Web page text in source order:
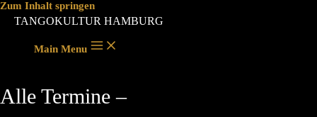
Zum Inhalt springen
TANGOKULTUR HAMBURG
Main Menu
Alle Termine –